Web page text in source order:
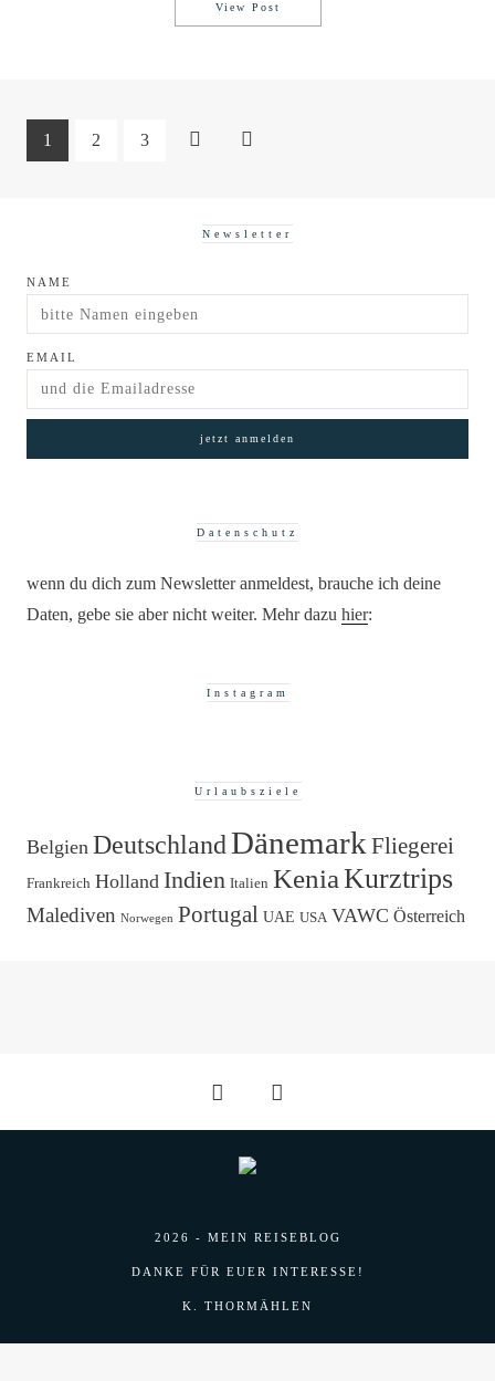
View Post
1 2 3
Newsletter
NAME
EMAIL
Datenschutz
wenn du dich zum Newsletter anmeldest, brauche ich deine
Daten, gebe sie aber nicht weiter. Mehr dazu hier:
Instagram
Urlaubsziele
Belgien DeutschlandDänemark Fliegerei
Frankreich Holland Indien Italien KeniaKurztrips
Malediven Norwegen Portugal UAE USA VAWC Österreich
2026 - MEIN REISEBLOG
DANKE FÜR EUER INTERESSE!
K. THORMÄHLEN